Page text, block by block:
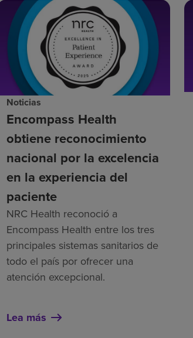
Noticias
Encompass Health
obtiene reconocimiento
nacional por la excelencia
en la experiencia del
paciente
NRC Health reconoció a
Encompass Health entre los tres
principales sistemas sanitarios de
todo el país por ofrecer una
atención excepcional.
Lea más